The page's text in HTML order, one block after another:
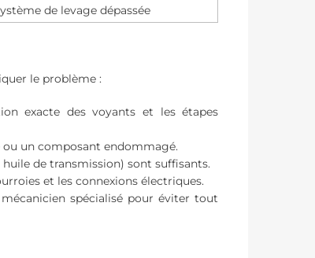
de levage dépassée
le problème :
exacte des voyants et les étapes
ou un composant endommagé.
de transmission) sont suffisants.
et les connexions électriques.
spécialisé pour éviter tout